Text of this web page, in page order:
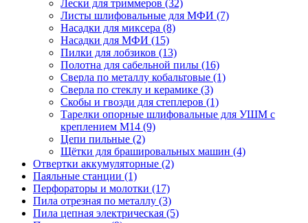
Лески для триммеров (32)
Листы шлифовальные для МФИ (7)
Насадки для миксера (8)
Насадки для МФИ (15)
Пилки для лобзиков (13)
Полотна для сабельной пилы (16)
Сверла по металлу кобальтовые (1)
Сверла по стеклу и керамике (3)
Скобы и гвозди для степлеров (1)
Тарелки опорные шлифовальные для УШМ с
креплением М14 (9)
Цепи пильные (2)
Щётки для брашировальных машин (4)
Отвертки аккумуляторные (2)
Паяльные станции (1)
Перфораторы и молотки (17)
Пила отрезная по металлу (3)
Пила цепная электрическая (5)